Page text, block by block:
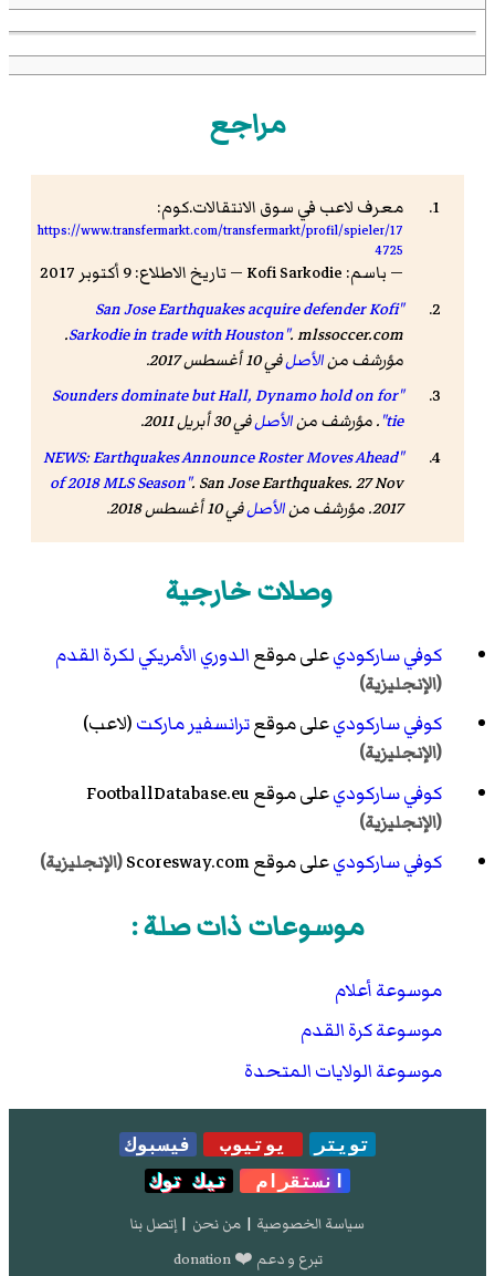
مراجع
معرف لاعب في سوق الانتقالات.كوم:
https://www.transfermarkt.com/transfermarkt/profil/spieler/17
4725
— باسم: Kofi Sarkodie — تاريخ الاطلاع: 9 أكتوبر 2017
"San Jose Earthquakes acquire defender Kofi
Sarkodie in trade with Houston"
. mlssoccer.com.
مؤرشف منالأصلفي 10 أغسطس 2017
.
"Sounders dominate but Hall, Dynamo hold on for
tie" . مؤرشف منالأصلفي 30 أبريل 2011.
"NEWS: Earthquakes Announce Roster Moves Ahead
of 2018 MLS Season". San Jose Earthquakes. 27 Nov
2017. مؤرشف من
الأصلفي 10 أغسطس 2018 .
وصلات خارجية
كوفي ساركوديعلى موقعالدوري الأمريكي لكرة القدم
(الإنجليزية)
كوفي ساركوديعلى موقعترانسفير ماركت(لاعب)
(الإنجليزية)
كوفي ساركوديعلى موقع FootballDatabase.eu
(الإنجليزية)
كوفي ساركوديعلى موقع Scoresway.com (الإنجليزية)
موسوعات ذات صلة :
موسوعة أعلام
موسوعة كرة القدم
موسوعة الولايات المتحدة
تويتر يوتيوب
فيسبوك
انستقرام
تيك توك
سياسة الخصوصية | من نحن | إتصل بنا
تبرع و دعم ❤️ donation